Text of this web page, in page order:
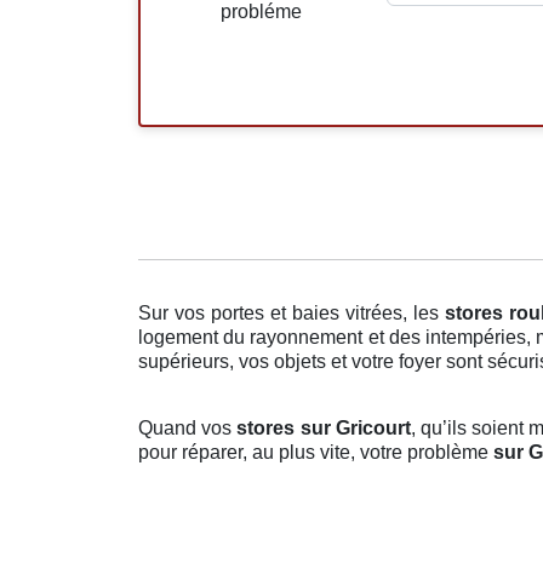
probléme
Sur vos portes et baies vitrées, les stores
logement du rayonnement et des
supérieurs, vos objets et votre foyer sont
Quand vosstores sur Gricourt, qu’ils soient
pour réparer, au plus vite, votre problème sur